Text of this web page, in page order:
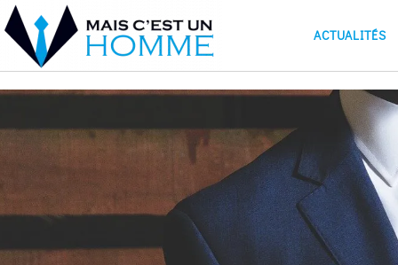
ACTUALITÉS